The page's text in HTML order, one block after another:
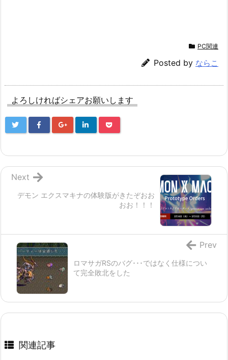
PC関連
Posted by ならこ
よろしければシェアお願いします
デモン エクスマキナの体験版がきたぞおお
おお！！！
Next
ロマサガRSのバグ･･･ではなく仕様につい
て完全敗北をした
Prev
関連記事